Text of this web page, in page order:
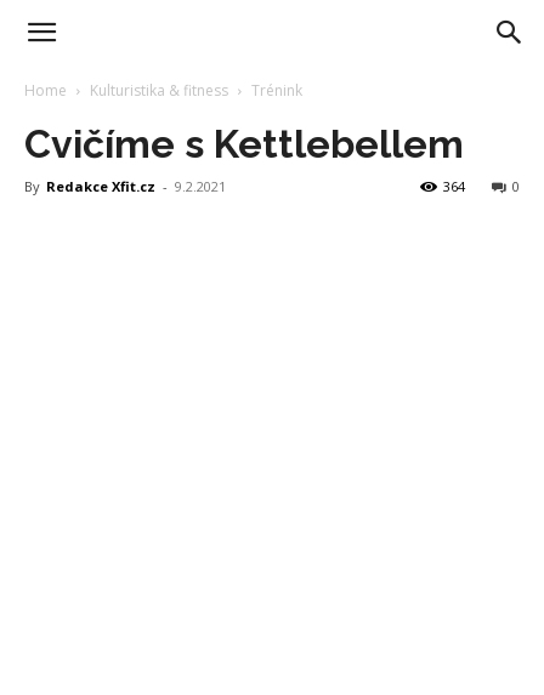
Home Kulturistika & fitness Trénink
Cvičíme s Kettlebellem
By Redakce Xfit.cz - 9.2.2021 0
364